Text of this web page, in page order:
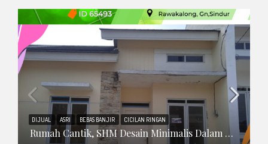
Rumah Cantik, SHM Desain Minimalis Dalam Cluster
DIJUAL ASRI BEBAS BANJIR CICILAN RINGAN